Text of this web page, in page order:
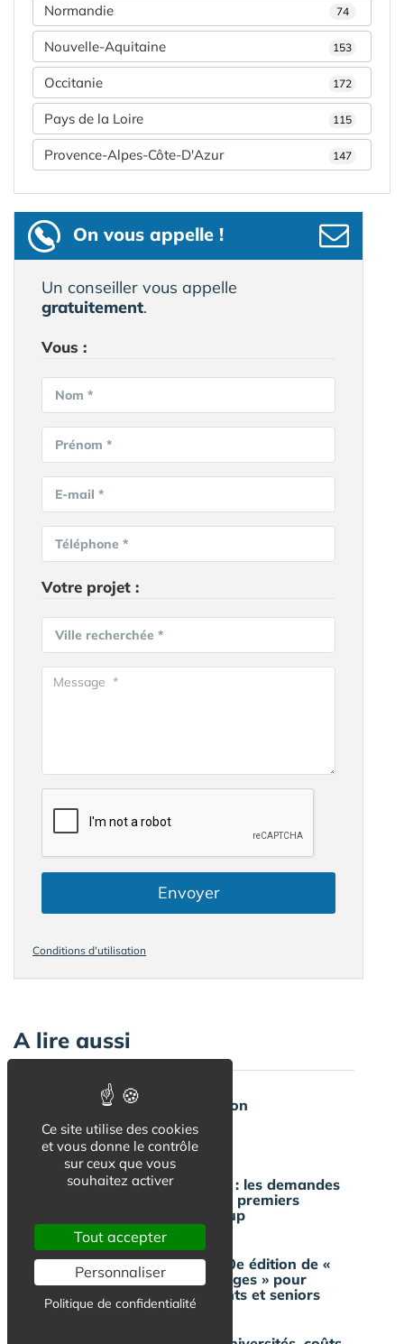
Normandie 74
Nouvelle-Aquitaine 153
Occitanie 172
Pays de la Loire 115
Provence-Alpes-Côte-D'Azur 147
On vous appelle !
Un conseiller vous appelle
gratuitement.
Vous :
Nom *
Prénom *
E-mail *
Téléphone *
Votre projet :
Ville recherchée *
Envoyer
Conditions d'utilisation
A lire aussi
Assurance colocation
Logement étudiant : les demandes
explosent après les premiers
résultats Parcoursup
Domitys lance la 10e édition de «
Générations Part'Âges » pour
rapprocher étudiants et seniors
Ce site utilise des cookies
et vous donne le contrôle
sur ceux que vous
souhaitez activer
Tout accepter
Personnaliser
Politique de confidentialité